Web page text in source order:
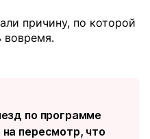
причину, по которой
вовремя.
по программе
на пересмотр, что